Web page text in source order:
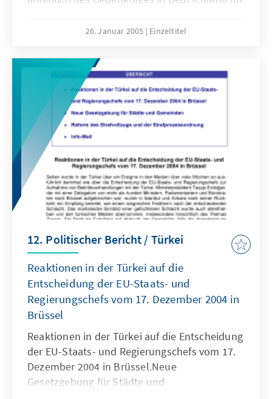
26. Januar 2005 Einzeltitel
12. Politischer Bericht / Türkei
Reaktionen in der Türkei auf die
Entscheidung der EU-Staats- und
Regierungschefs vom 17. Dezember 2004 in
Brüssel
Reaktionen in der Türkei auf die Entscheidung
der EU-Staats- und Regierungschefs vom 17.
Dezember 2004 in Brüssel.Neue
Gesetzgebung für Städte und